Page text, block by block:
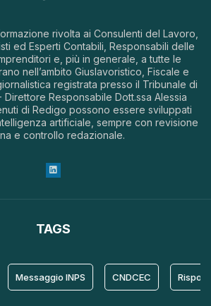
rivolta ai Consulenti del Lavoro,
ed Esperti Contabili, Responsabili delle
e, più in generale, a tutte le
nell’ambito Giuslavoristico, Fiscale e
registrata presso il Tribunale di
Direttore Responsabile Dott.ssa Alessia
di Redigo possono essere sviluppati
artificiale, sempre con revisione
e controllo redazionale.
TAGS
Messaggio INPS CNDCEC Risposta